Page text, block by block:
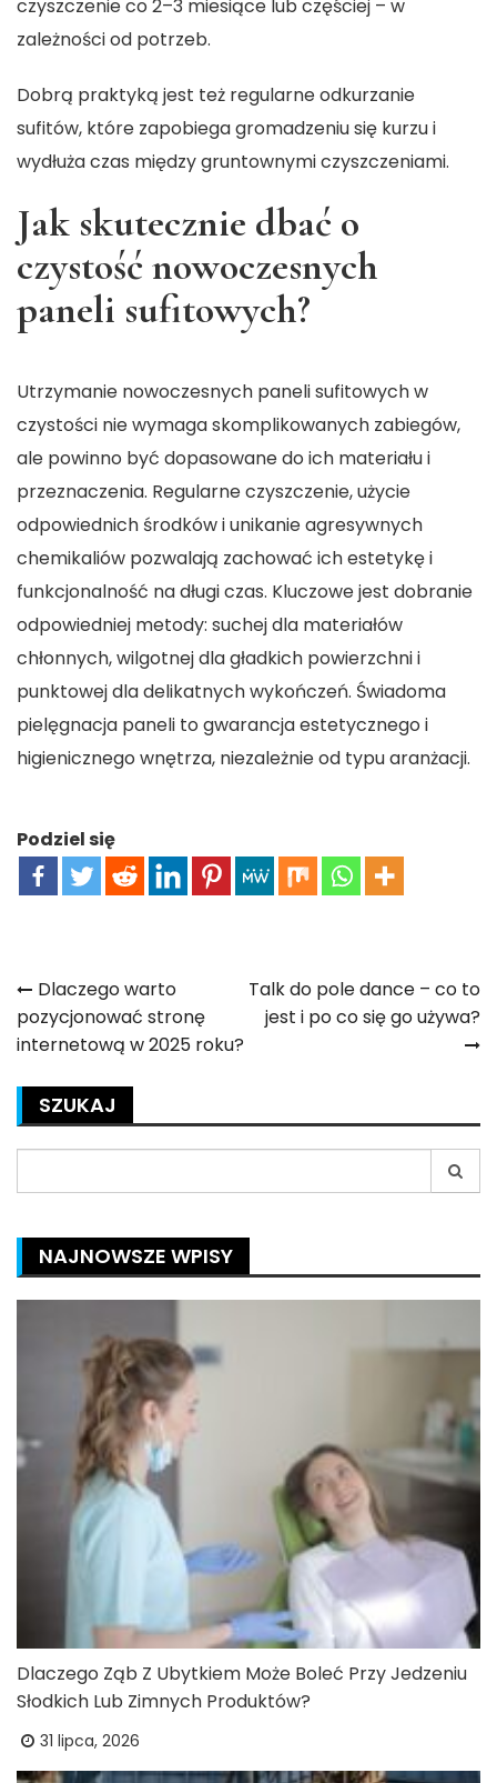
czyszczenie co 2–3 miesiące lub częściej – w
zależności od potrzeb.
Dobrą praktyką jest też regularne odkurzanie
sufitów, które zapobiega gromadzeniu się kurzu i
wydłuża czas między gruntownymi czyszczeniami.
Jak skutecznie dbać o
czystość nowoczesnych
paneli sufitowych?
Utrzymanie nowoczesnych paneli sufitowych w
czystości nie wymaga skomplikowanych zabiegów,
ale powinno być dopasowane do ich materiału i
przeznaczenia. Regularne czyszczenie, użycie
odpowiednich środków i unikanie agresywnych
chemikaliów pozwalają zachować ich estetykę i
funkcjonalność na długi czas. Kluczowe jest dobranie
odpowiedniej metody: suchej dla materiałów
chłonnych, wilgotnej dla gładkich powierzchni i
punktowej dla delikatnych wykończeń. Świadoma
pielęgnacja paneli to gwarancja estetycznego i
higienicznego wnętrza, niezależnie od typu aranżacji.
Podziel się
Nawigacja
wpisu
Dlaczego warto
pozycjonować stronę
internetową w 2025 roku?
Talk do pole dance – co to
jest i po co się go używa?
SZUKAJ
for:
NAJNOWSZE WPISY
Dlaczego Ząb Z Ubytkiem Może Boleć Przy Jedzeniu
Słodkich Lub Zimnych Produktów?
31 lipca, 2026